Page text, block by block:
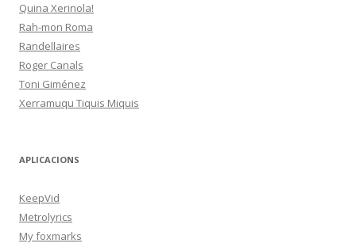
Quina Xerinola!
Rah-mon Roma
Randellaires
Roger Canals
Toni Giménez
Xerramuqu Tiquis Miquis
APLICACIONS
KeepVid
Metrolyrics
My foxmarks